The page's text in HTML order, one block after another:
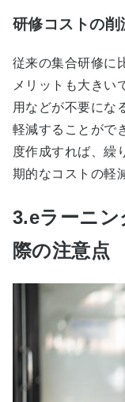
研修コストの削
従来の集合研修に
メリットも大きい
用などが不要にな
軽減することがで
度作成すれば、繰
期的なコストの軽
3.eラーニン
際の注意点